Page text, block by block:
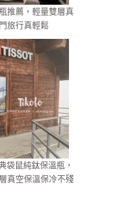
推薦，輕量雙層真
旅行真輕鬆
袋鼠純鈦保溫瓶，
真空保溫保冷不殘